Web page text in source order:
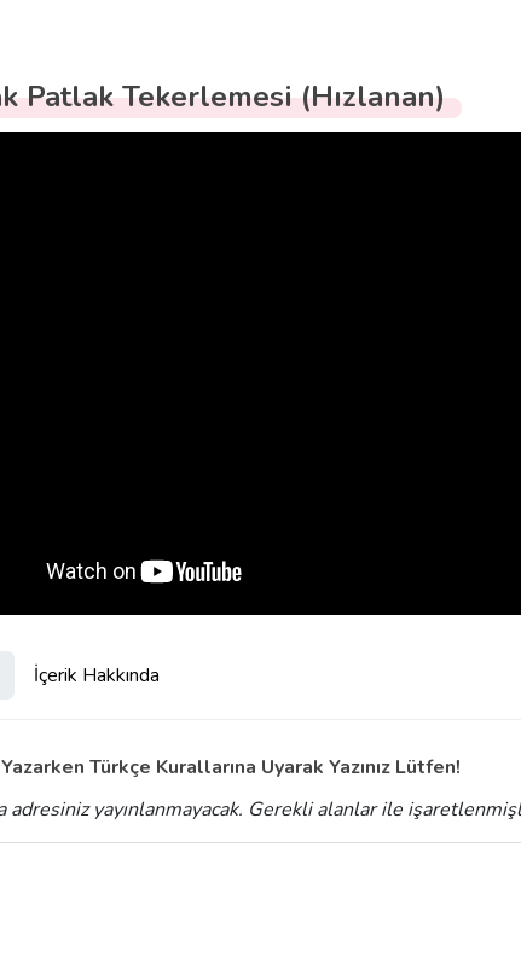
Patlak Tekerlemesi (Hızlanan)
İçerik Hakkında
Türkçe Kurallarına Uyarak Yazınız Lütfen!
adresiniz yayınlanmayacak. Gerekli alanlarile